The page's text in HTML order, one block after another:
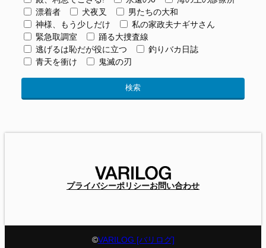
漂着者
犬夜叉
男たちの大和
神様、もう少しだけ
私の家政夫ナギサさん
緊急取調室
踊る大捜査線
逃げるは恥だが役に立つ
釣りバカ日誌
青天を衝け
鬼滅の刃
プライバシーポリシーお問い合わせ
©VARILOG [バリログ]